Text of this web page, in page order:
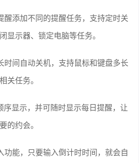
醒添加不同的提醒任务，支持定时关
显示器、锁定电脑等任务。
时间自动关机，支持鼠标和键盘多长
关任务。
序显示，并可随时显示每日提醒，让
的约会。
功能，只要输入倒计时时间，就会自